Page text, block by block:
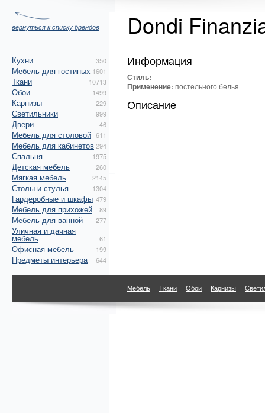
вернуться к списку брендов
Кухни 350
Мебель для гостиных 1601
Ткани 10713
Обои 1499
Карнизы 229
Светильники 999
Двери 46
Мебель для столовой 611
Мебель для кабинетов294
Спальня 1975
Детская мебель 260
Мягкая мебель 2145
Столы и стулья 1304
Гардеробные и шкафы 479
Мебель для прихожей 89
Мебель для ванной 277
Уличная и дачная
мебель 61
Офисная мебель 199
Предметы интерьера 644
Dondi
Информация
Стиль:
Применение: постельного белья
Описание
Мебель Ткани Обои Карнизы